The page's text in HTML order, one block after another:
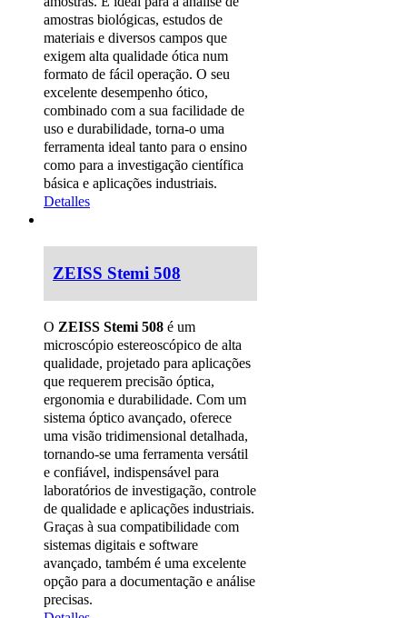
amostras biológicas, estudos de
materiais e diversos campos que
exigem alta qualidade ótica num
formato de fácil operação. O seu
excelente desempenho ótico,
combinado com a sua facilidade de
uso e durabilidade, torna-o uma
ferramenta ideal tanto para o ensino
como para a investigação científica
básica e aplicações industriais.
Detalles
ZEISS Stemi 508
O ZEISS Stemi 508 é um
microscópio estereoscópico de alta
qualidade, projetado para aplicações
que requerem precisão óptica,
ergonomia e durabilidade. Com um
sistema óptico avançado, oferece
uma visão tridimensional detalhada,
tornando-se uma ferramenta versátil
e confiável, indispensável para
laboratórios de investigação, controle
de qualidade e aplicações industriais.
Graças à sua compatibilidade com
sistemas digitais e software
avançado, também é uma excelente
opção para a documentação e análise
precisas.